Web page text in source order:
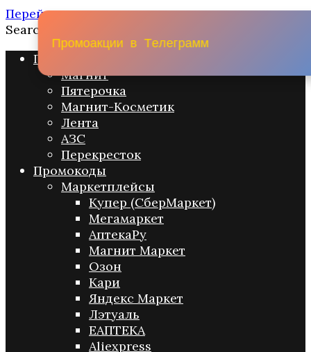
Перейти к содержанию
Search for:
Промо акции
Магнит
Пятерочка
Магнит-Косметик
Лента
АЗС
Перекресток
Промокоды
Маркетплейсы
Купер (СберМаркет)
Мегамаркет
АптекаРу
Магнит Маркет
Озон
Кари
Яндекс Маркет
Лэтуаль
ЕАПТЕКА
Aliexpress
Промоакции в Телеграмм